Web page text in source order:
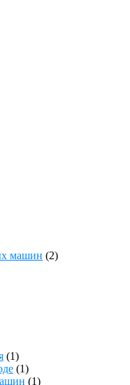
машин (2)
(1)
(1)
(1)